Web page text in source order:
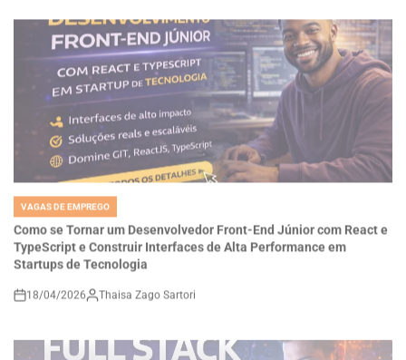
VAGAS DE EMPREGO
TypeScript e Construir Interfaces de Alta Performance em
Startups de Tecnologia
on
18/04/2026 Thaisa Zago Sartori